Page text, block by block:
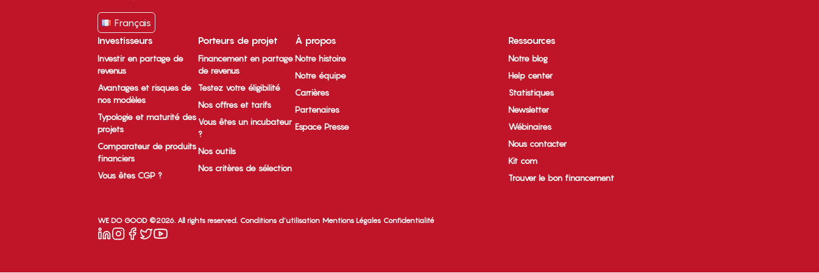
Français
Investisseurs
Investir en partage de
revenus
Avantages et risques de
nos modèles
Typologie et maturité des
projets
Comparateur de produits
financiers
Vous êtes CGP ?
Porteurs de projet
Financement en partage
de revenus
Testez votre éligibilité
Nos offres et tarifs
Vous êtes un incubateur
?
Nos outils
Nos critères de sélection
À propos
Notre histoire
Notre équipe
Carrières
Partenaires
Espace Presse
Ressources
Notre blog
Help center
Statistiques
Newsletter
Wébinaires
Nous contacter
Kit com
Trouver le bon financement
WE DO GOOD ©2026. All rights reserved. Conditions d’utilisation Mentions Légales Confidentialité